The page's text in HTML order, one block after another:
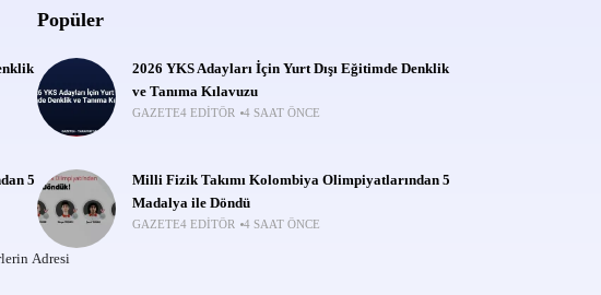
5
Popüler
2026 YKS Adayları İçin Yurt Dışı Eğitimde Denklik
ve Tanıma Kılavuzu
GAZETE4 EDITÖR 4 SAAT ÖNCE
Milli Fizik Takımı Kolombiya Olimpiyatlarından 5
Madalya ile Döndü
GAZETE4 EDITÖR 4 SAAT ÖNCE
Adresi